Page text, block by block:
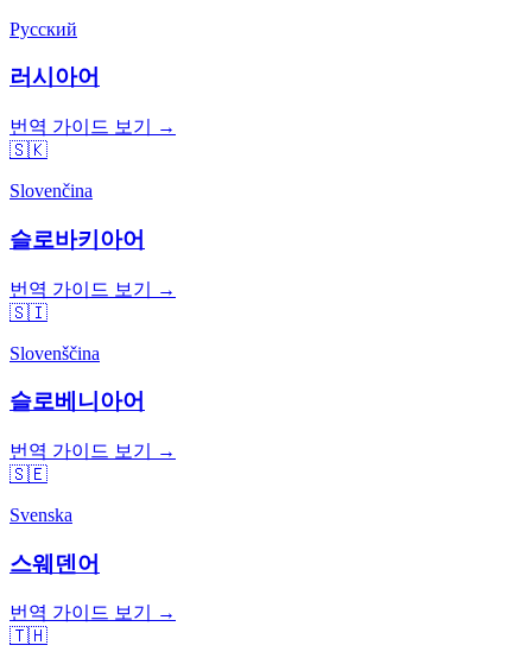
Русский
러시아어
번역 가이드 보기 →
🇸🇰
Slovenčina
슬로바키아어
번역 가이드 보기 →
🇸🇮
Slovenščina
슬로베니아어
번역 가이드 보기 →
🇸🇪
Svenska
스웨덴어
번역 가이드 보기 →
🇹🇭